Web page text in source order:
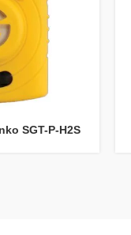
SGT-P-H2S